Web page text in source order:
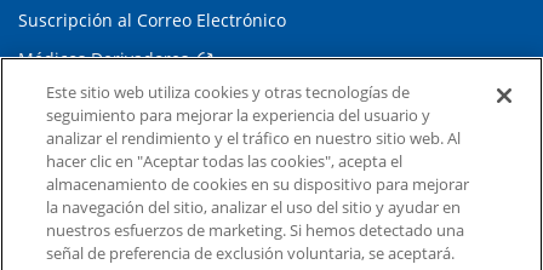
Suscripción al Correo Electrónico
Médicos Derivadores
Enlaces relacionados
Duke Cancer Institute
Duke Children's
Duke School of Medicine
Este sitio web utiliza cookies y otras tecnologías de
seguimiento para mejorar la experiencia del usuario y
analizar el rendimiento y el tráfico en nuestro sitio web. Al
hacer clic en "Aceptar todas las cookies", acepta el
almacenamiento de cookies en su dispositivo para mejorar
la navegación del sitio, analizar el uso del sitio y ayudar en
nuestros esfuerzos de marketing. Si hemos detectado una
señal de preferencia de exclusión voluntaria, se aceptará.